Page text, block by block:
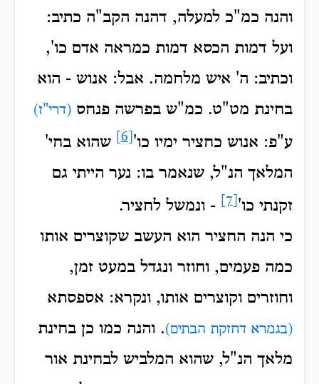
והנה כמ"כ למעלה, דהנה הקב"ה כתיב:
ועל דמות הכסא דמות כמראה אדם כו',
וכתיב: ה' איש מלחמה. אבל: אנוש - הוא
בחינת מט"ט. כמ"ש בפרשה פנחס (דרי"ז)
ע"פ: אנוש כחציר ימיו כו'
שהוא בחי'
המלאך הנ"ל, שנאמר בו: נער הייתי גם
זקנתי כו'
- ונמשל לחציר.
כי הנה החציר הוא העשב שקוצרים אותו
כמה פעמים, וחוזר ונגדל במעט זמן,
וחוזרים וקוצרים אותו, ונקרא: אספסתא
(בגמרא דחזקת הבתים). והנה כמו כן בחינת
מלאך הנ"ל, שהוא המלביש לבחינת אור